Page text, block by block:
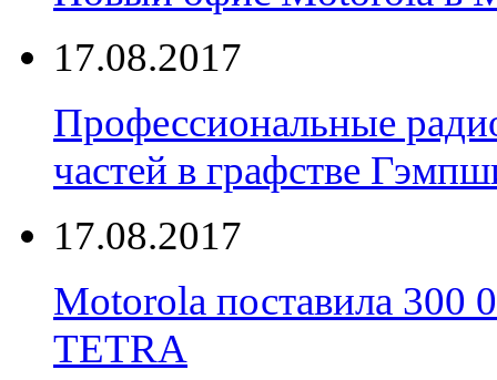
17.08.2017
Профессиональные
частей в графстве
17.08.2017
Motorola поставила
TETRA